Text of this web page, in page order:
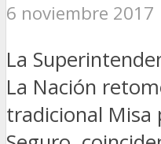
6 noviembre 2017
La
La Nación
tradicional Misa